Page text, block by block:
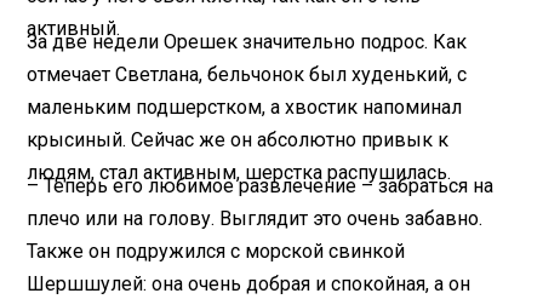
активный.
За две недели Орешек значительно подрос. Как
отмечает Светлана, бельчонок был худенький, с
маленьким подшерстком, а хвостик напоминал
крысиный. Сейчас же он абсолютно привык к
людям, стал активным, шерстка распушилась.
– Теперь его любимое развлечение – забраться на
плечо или на голову. Выглядит это очень забавно.
Также он подружился с морской свинкой
Шершшулей: она очень добрая и спокойная, а он